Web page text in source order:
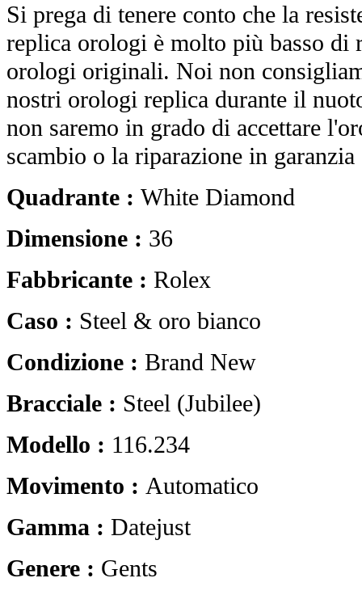
Si prega di tenere conto che la
replica orologi è molto più basso di
orologi originali. Noi non
nostri orologi replica durante il
non saremo in grado di accettare
scambio o la riparazione in
Quadrante : White Diamond
Dimensione : 36
Fabbricante : Rolex
Caso : Steel & oro bianco
Condizione : Brand New
Bracciale : Steel (Jubilee)
Modello : 116.234
Movimento : Automatico
Gamma : Datejust
Genere : Gents